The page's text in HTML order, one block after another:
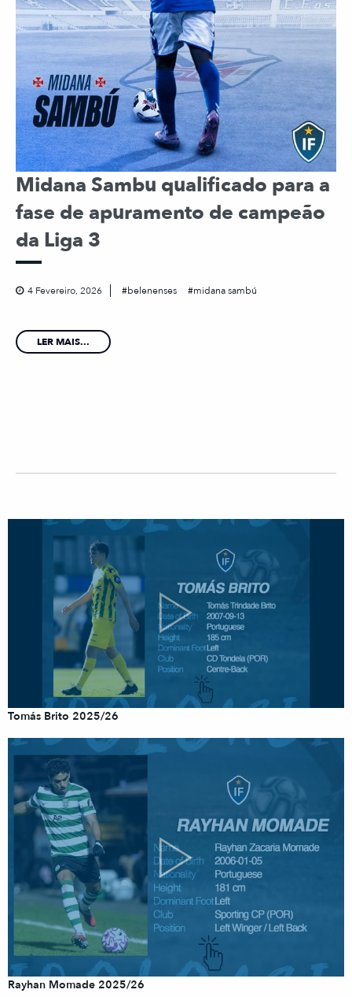
Midana Sambu qualificado para a
fase de apuramento de campeão
da Liga 3
4 Fevereiro, 2026 belenenses midana sambú
LER MAIS...
Tomás Brito 2025/26
Rayhan Momade 2025/26